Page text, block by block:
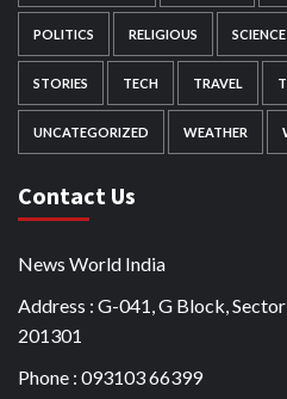
POLITICS RELIGIOUS SCIENCE
STORIES TECH TRAVEL
UNCATEGORIZED WEATHER
Contact Us
News World India
Address : G-041, G Block,
201301
Phone : 093103 66399